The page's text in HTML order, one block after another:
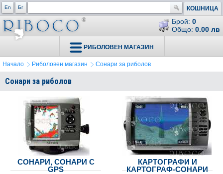
En Бг КОШНИЦА
Брой: 0
Общо: 0.00 лв
РИБОЛОВЕН МАГАЗИН
Начало Риболовен магазин Сонари за риболов
Сонари за риболов
СОНАРИ, СОНАРИ С
GPS
КАРТОГРАФИ И
КАРТОГРАФ-СОНАРИ